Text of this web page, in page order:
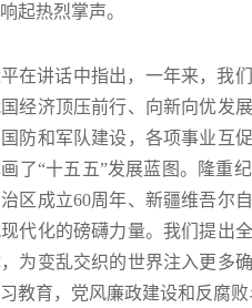
起热烈掌声。
在讲话中指出，一年来，我
经济顶压前行、向新向优发
防和军队建设，各项事业互
了“十五五”发展蓝图。隆重
区成立60周年、新疆维吾尔
代化的磅礴力量。我们提出
为变乱交织的世界注入更多
教育，党风廉政建设和反腐